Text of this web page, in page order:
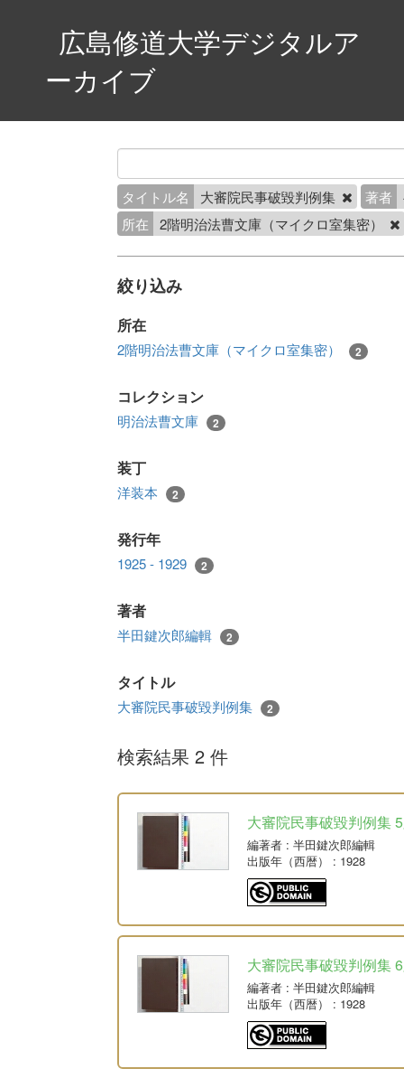
広島修道大学デジタルア
ーカイブ
タイトル名 大審院民事破毀判例集 著者
所在
2階明治法曹文庫（マイクロ室集密）
絞り込み
所在
2階明治法曹文庫（マイクロ室集密） 2
コレクション
明治法曹文庫 2
装丁
洋装本 2
発行年
1925 - 1929 2
著者
半田鍵次郎編輯 2
タイトル
大審院民事破毀判例集 2
検索結果 2 件
大審院民事破毀判例集
編著者 : 半田鍵次郎編輯
出版年（西暦）
: 1928
大審院民事破毀判例集
編著者 : 半田鍵次郎編輯
出版年（西暦）
: 1928